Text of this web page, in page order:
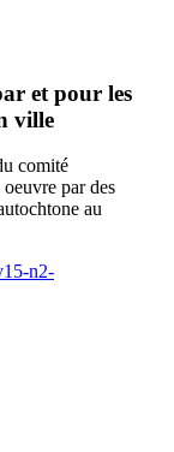
et pour les
ville
comité
par des
au
n2-